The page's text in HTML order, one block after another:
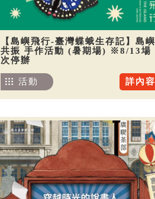
【島嶼飛行-臺灣蝶蛾生存記】島嶼
共振 手作活動 (暑期場) ※8/13場
次停辦
詳內容
活動